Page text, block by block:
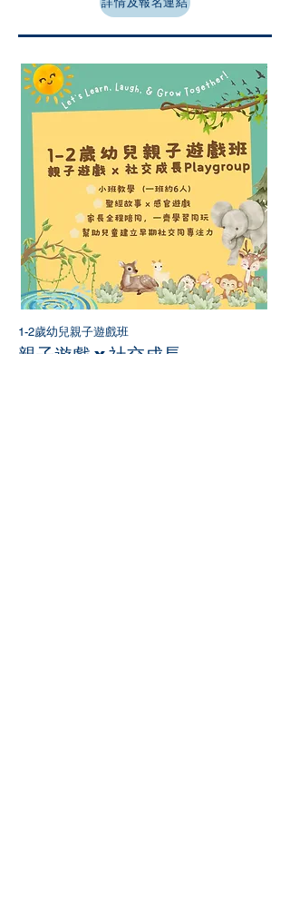
1-2歲幼兒親子遊戲班
親子遊戲 x 社交成長